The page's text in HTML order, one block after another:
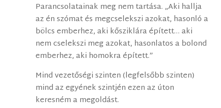
Parancsolatainak meg nem tartása. „Aki hallja
az én szómat és megcselekszi azokat, hasonló a
bölcs emberhez, aki kősziklára épített… aki
nem cselekszi meg azokat, hasonlatos a bolond
emberhez, aki homokra épített.”
Mind vezetőségi szinten (legfelsőbb szinten)
mind az egyének szintjén ezen az úton
keresném a megoldást.